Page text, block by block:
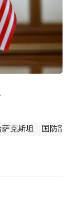
萨克斯坦 国防部